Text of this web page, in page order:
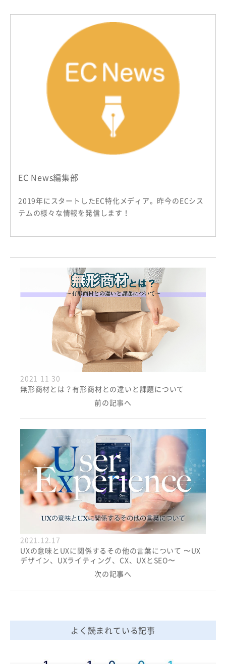
EC News編集部
2019年にスタートしたEC特化メディア。昨今のECシス
テムの様々な情報を発信します！
2021.11.30
無形商材とは？有形商材との違いと課題について
前の記事へ
2021.12.17
UXの意味とUXに関係するその他の言葉について 〜UX
デザイン、UXライティング、CX、UXとSEO〜
次の記事へ
よく読まれている記事